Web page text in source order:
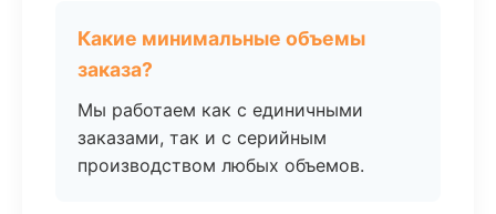
Какие минимальные объемы
заказа?
Мы работаем как с единичными
заказами, так и с серийным
производством любых объемов.